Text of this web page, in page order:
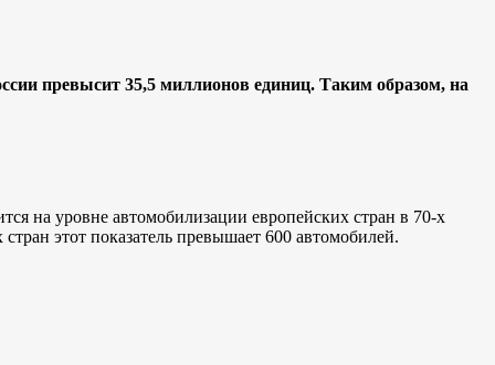
превысит 35,5 миллионов единиц. Таким образом, на
на уровне автомобилизации европейских стран в 70-х
этот показатель превышает 600 автомобилей.